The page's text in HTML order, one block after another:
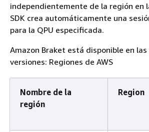
independientemente de la región en
SDK crea automáticamente una
para la QPU especificada.
Amazon Braket está disponible en
versiones: Regiones de AWS
Nombre de la
región
Region